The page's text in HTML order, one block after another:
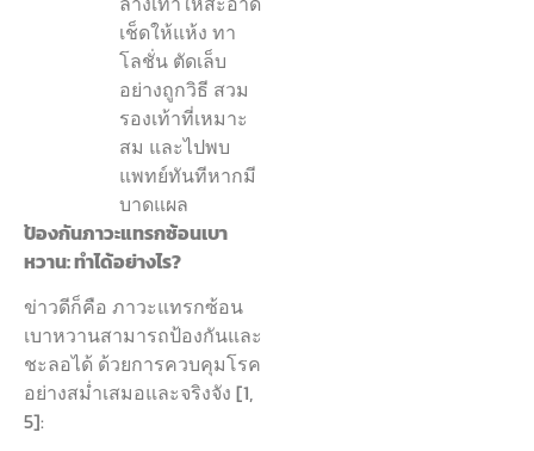
เช็ดให้แห้ง ทา
โลชั่น ตัดเล็บ
อย่างถูกวิธี สวม
รองเท้าที่เหมาะ
สม และไปพบ
แพทย์ทันทีหากมี
บาดแผล
ป้องกันภาวะแทรกซ้อนเบา
หวาน: ทำได้อย่างไร?
ข่าวดีก็คือ ภาวะแทรกซ้อน
เบาหวานสามารถป้องกันและ
ชะลอได้ ด้วยการควบคุมโรค
อย่างสม่ำเสมอและจริงจัง [1,
5]: